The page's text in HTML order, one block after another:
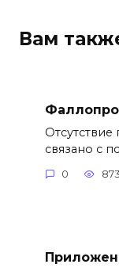
Вам
связано с
0 873